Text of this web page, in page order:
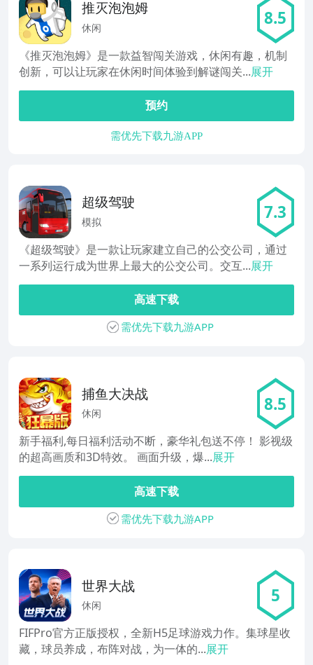
推灭泡泡姆
休闲 8.5
《推灭泡泡姆》是一款益智闯关游戏，休闲有趣，机制
创新，可以让玩家在休闲时间体验到解谜闯关...展开
预约
需优先下载九游APP
超级驾驶
模拟 7.3
《超级驾驶》是一款让玩家建立自己的公交公司，通过
一系列运行成为世界上最大的公交公司。交互...展开
高速下载
需优先下载九游APP
捕鱼大决战
休闲 8.5
新手福利,每日福利活动不断，豪华礼包送不停！ 影视级
的超高画质和3D特效。 画面升级，爆...展开
高速下载
需优先下载九游APP
世界大战
休闲 5
FIFPro官方正版授权，全新H5足球游戏力作。集球星收
藏，球员养成，布阵对战，为一体的...展开